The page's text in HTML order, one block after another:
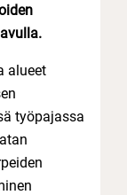
alueet
työpajassa